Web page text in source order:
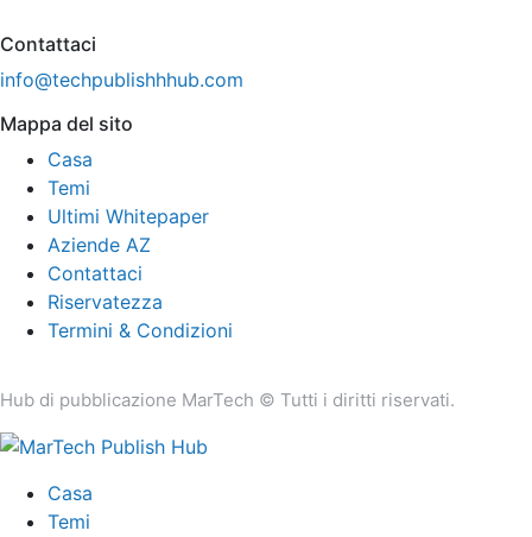
Contattaci
info@techpublishhhub.com
Mappa del sito
Casa
Temi
Ultimi Whitepaper
Aziende AZ
Contattaci
Riservatezza
Termini & Condizioni
Hub di pubblicazione MarTech © Tutti i diritti riservati.
Casa
Temi